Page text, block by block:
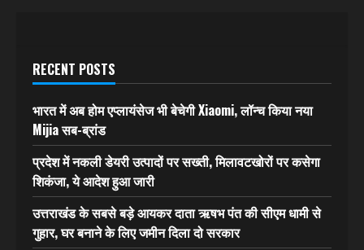
RECENT POSTS
भारत में अब होम एप्लायंसेज भी बेचेगी Xiaomi, लॉन्च किया नया
Mijia सब-ब्रांड
प्रदेश में नकली डेयरी उत्पादों पर सख्ती, मिलावटखोरों पर कसेगा
शिकंजा, ये आदेश हुआ जारी
उत्तराखंड के सबसे बड़े आयकर दाता ऋषभ पंत की सीएम धामी से
गुहार, घर बनाने के लिए जमीन दिला दो सरकार